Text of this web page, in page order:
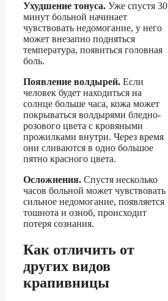
Ухудшение тонуса. Уже спустя 30
минут больной начинает
чувствовать недомогание, у него
может внезапно подняться
температура, появиться головная
боль.
Появление волдырей. Если
человек будет находиться на
солнце больше часа, кожа может
покрываться волдырями бледно-
розового цвета с кровяными
прожилками внутри. Через время
они сливаются в одно большое
пятно красного цвета.
Осложнения. Спустя несколько
часов больной может чувствовать
сильное недомогание, появляется
тошнота и озноб, происходит
потеря сознания.
Как отличить от
других видов
крапивницы